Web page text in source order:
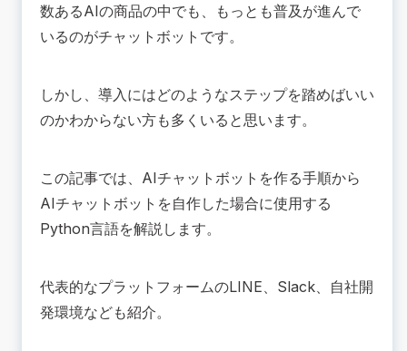
ステップ2.プラットフォームを選択する
ステップ3.自社開発かツール使用か選ぶ
ステップ5.導入・運用する
🟢Pythonを用いたAIチャットボットの作り方
PythonでAIチャットボットを作成する方法
💡チャットボットのプラットフォーム4選
LINE
Slack
自社Web環境
数あるAIの商品の中でも、もっとも普及が進んで
いるのがチャットボットです。
しかし、導入にはどのようなステップを踏めばいい
のかわからない方も多くいると思います。
この記事では、AIチャットボットを作る手順から
AIチャットボットを自作した場合に使用する
Python言語を解説します。
代表的なプラットフォームのLINE、Slack、自社開
発環境なども紹介。